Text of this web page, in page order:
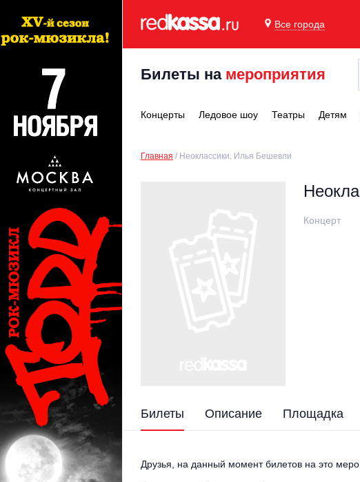
Все города
Билеты на мероприятия
Концерты Ледовое шоу Театры Детям
Главная Неоклассики. Илья Бешевли
Концерт
Билеты Описание Площадка
Друзья, на данный момент билетов на это